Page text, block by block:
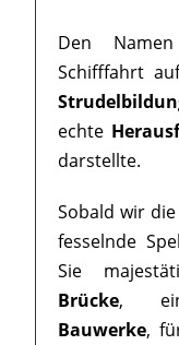
Den
Schifffahrt
echte
darstellte.
Sobald wir
fesselnde
Sie
Brücke,
Bauwerke,